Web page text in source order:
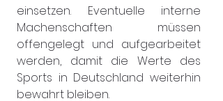
einsetzen. Eventuelle interne
Machenschaften müssen
offengelegt und aufgearbeitet
werden, damit die Werte des
Sports in Deutschland weiterhin
bewahrt bleiben.